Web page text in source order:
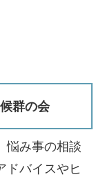
群の会
悩み事の相談
ドバイスやヒ